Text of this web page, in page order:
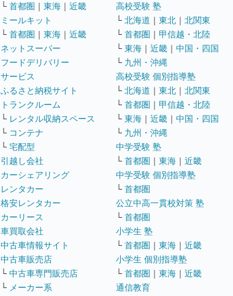
└ 首都圏 ｜ 東海 ｜ 近畿
ミールキット
└ 首都圏 ｜ 東海 ｜ 近畿
ネットスーパー
フードデリバリー
サービス
ふるさと納税サイト
トランクルーム
└ レンタル収納スペース
└ コンテナ
└ 宅配型
引越し会社
カーシェアリング
レンタカー
格安レンタカー
カーリース
車買取会社
中古車情報サイト
中古車販売店
└ 中古車専門販売店
└ メーカー系
高校受験 塾
└ 北海道 ｜ 東北 ｜ 北関東
└ 首都圏 ｜ 甲信越・北陸
└ 東海 ｜ 近畿 ｜ 中国・四国
└ 九州・沖縄
高校受験 個別指導塾
└ 北海道 ｜ 東北 ｜ 北関東
└ 首都圏 ｜ 甲信越・北陸
└ 東海 ｜ 近畿 ｜ 中国・四国
└ 九州・沖縄
中学受験 塾
└ 首都圏 ｜ 東海 ｜ 近畿
中学受験 個別指導塾
└ 首都圏
公立中高一貫校対策 塾
└ 首都圏
小学生 塾
└ 首都圏 ｜ 東海 ｜ 近畿
小学生 個別指導塾
└ 首都圏 ｜ 東海 ｜ 近畿
通信教育